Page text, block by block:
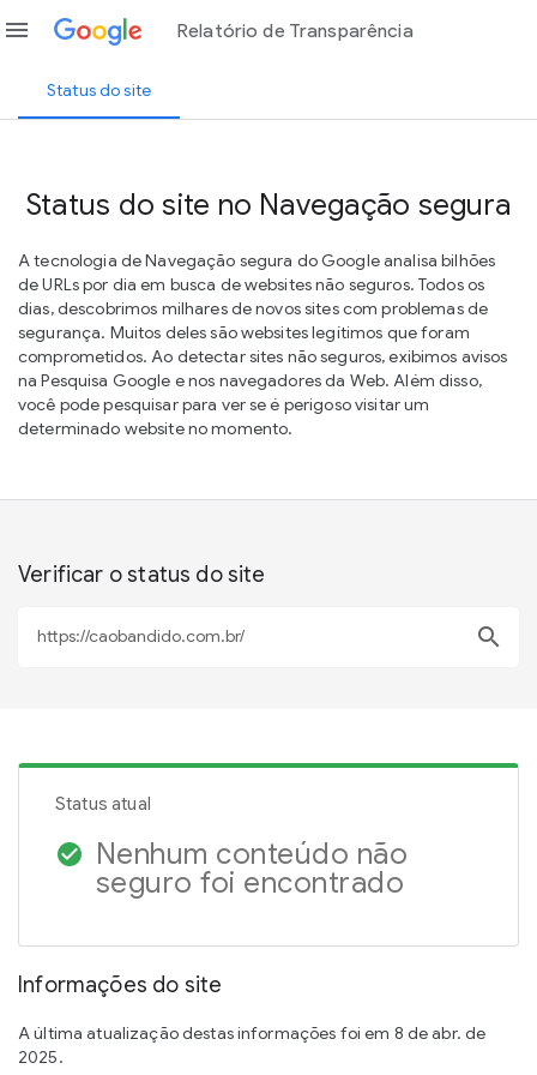
menu Relatório de Transparência
Status do site
Status do site no Navegação segura
A tecnologia de Navegação segura do Google analisa bilhões
de URLs por dia em busca de websites não seguros. Todos os
dias, descobrimos milhares de novos sites com problemas de
segurança. Muitos deles são websites legítimos que foram
comprometidos. Ao detectar sites não seguros, exibimos avisos
na Pesquisa Google e nos navegadores da Web. Além disso,
você pode pesquisar para ver se é perigoso visitar um
determinado website no momento.
Verificar o status do site
search
Status atual
check_circle Nenhum conteúdo não
seguro foi encontrado
Informações do site
A última atualização destas informações foi em 8 de abr. de
2025.